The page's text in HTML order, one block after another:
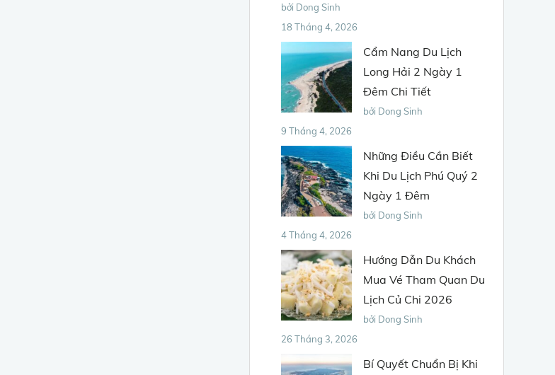
bởi Dong Sinh
18 Tháng 4, 2026
Cẩm Nang Du Lịch
Long Hải 2 Ngày 1
Đêm Chi Tiết
bởi Dong Sinh
9 Tháng 4, 2026
Những Điều Cần Biết
Khi Du Lịch Phú Quý 2
Ngày 1 Đêm
bởi Dong Sinh
4 Tháng 4, 2026
Hướng Dẫn Du Khách
Mua Vé Tham Quan Du
Lịch Củ Chi 2026
bởi Dong Sinh
26 Tháng 3, 2026
Bí Quyết Chuẩn Bị Khi